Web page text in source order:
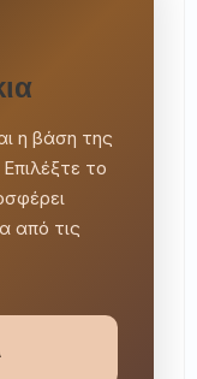
η βάση της
το
από τις